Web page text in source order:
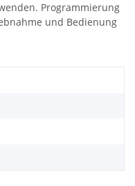
Programmierung
und Bedienung